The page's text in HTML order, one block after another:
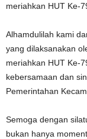
meriahkan HUT Ke-
Alhamdulilah kami
yang dilaksanakan
meriahkan HUT Ke-
kebersamaan dan
Pemerintahan
Semoga dengan
bukan hanya